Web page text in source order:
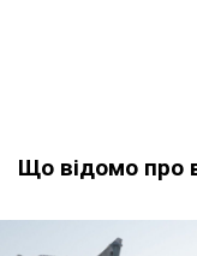
Що відомо про